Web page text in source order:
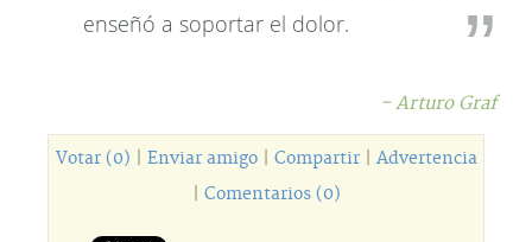
enseñó a soportar el dolor.
- Arturo Graf
Votar (0) Enviar amigo| Compartir| Advertencia
Comentarios (0)